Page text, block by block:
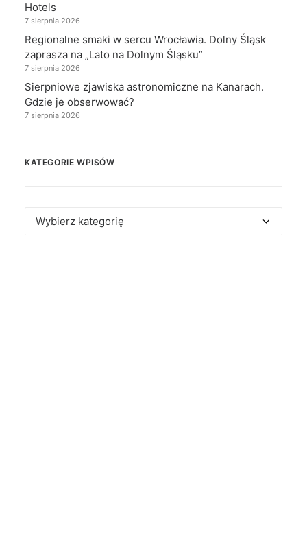
Hotels
7 sierpnia 2026
Regionalne smaki w sercu Wrocławia. Dolny Śląsk
zaprasza na „Lato na Dolnym Śląsku”
7 sierpnia 2026
Sierpniowe zjawiska astronomiczne na Kanarach.
Gdzie je obserwować?
7 sierpnia 2026
KATEGORIE WPISÓW
Kategorie